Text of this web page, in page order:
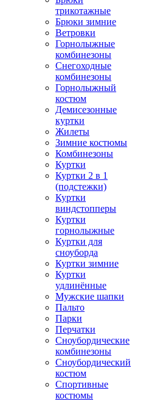
трикотажные
Брюки зимние
Ветровки
Горнолыжные
комбинезоны
Снегоходные
комбинезоны
Горнолыжный
костюм
Демисезонные
куртки
Жилеты
Зимние костюмы
Комбинезоны
Куртки
Куртки 2 в 1
(подстежки)
Куртки
виндстопперы
Куртки
горнолыжные
Куртки для
сноуборда
Куртки зимние
Куртки
удлинённые
Мужские шапки
Пальто
Парки
Перчатки
Сноубордические
комбинезоны
Сноубордический
костюм
Спортивные
костюмы